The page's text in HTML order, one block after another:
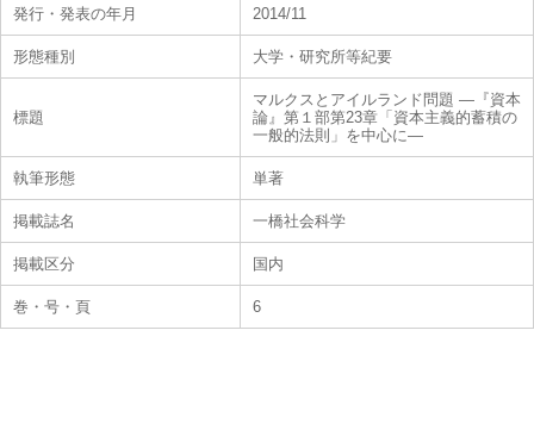
発行・発表の年月 2014/11
形態種別 大学・研究所等紀要
標題
マルクスとアイルランド問題 ―『資本
論』第１部第23章「資本主義的蓄積の
一般的法則」を中心に―
執筆形態 単著
掲載誌名 一橋社会科学
掲載区分 国内
巻・号・頁 6